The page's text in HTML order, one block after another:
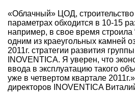
«Облачный» ЦОД,
параметрах обходится в 10-15
например, в свое время строила
одним из краеугольных камней
2011г. стратегии развития
INOVENTICA. Я уверен, что
ввода в эксплуатацию такого
уже в четвертом квартале
директоров INOVENTICA